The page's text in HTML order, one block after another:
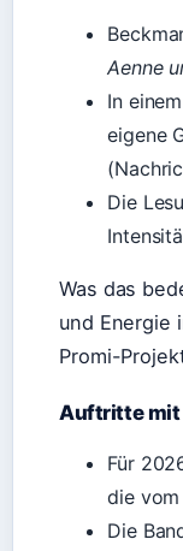
Aenne
In
eigene
Die
Was das
und Energie
Promi-
Auftritte mit
Für
die
Die